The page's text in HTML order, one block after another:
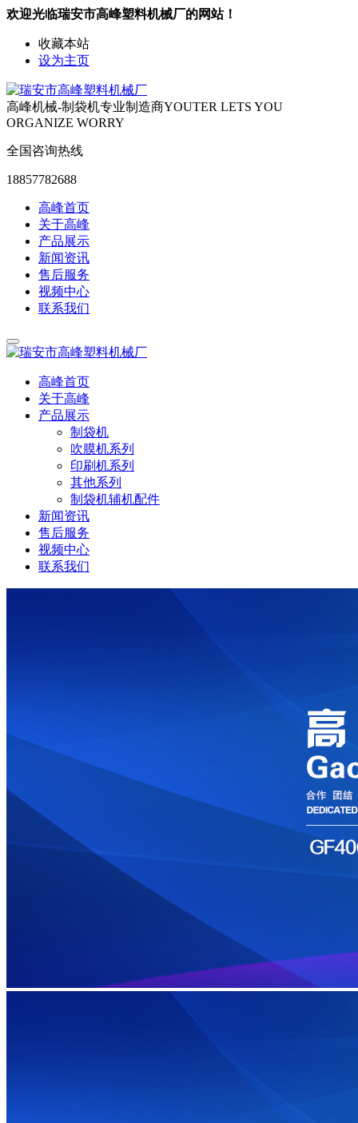
欢迎光临瑞安市高峰塑料机械厂的网站！
收藏本站
设为主页
高峰机械-制袋机专业制造商YOUTER LETS YOU
ORGANIZE WORRY
全国咨询热线
18857782688
高峰首页
关于高峰
产品展示
新闻资讯
售后服务
视频中心
联系我们
高峰首页
关于高峰
产品展示
制袋机
吹膜机系列
印刷机系列
其他系列
制袋机辅机配件
新闻资讯
售后服务
视频中心
联系我们